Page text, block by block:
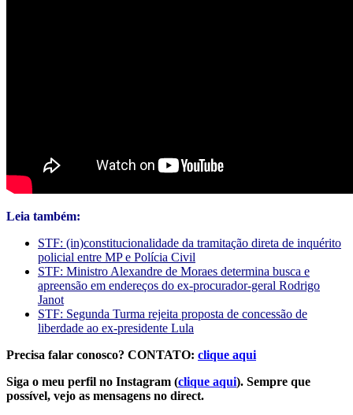
Leia também:
STF: (in)constitucionalidade da tramitação direta de inquérito
policial entre MP e Polícia Civil
STF: Ministro Alexandre de Moraes determina busca e
apreensão em endereços do ex-procurador-geral Rodrigo
Janot
STF: Segunda Turma rejeita proposta de concessão de
liberdade ao ex-presidente Lula
Precisa falar conosco? CONTATO: clique aqui
Siga o meu perfil no Instagram (clique aqui). Sempre que
possível, vejo as mensagens no direct.